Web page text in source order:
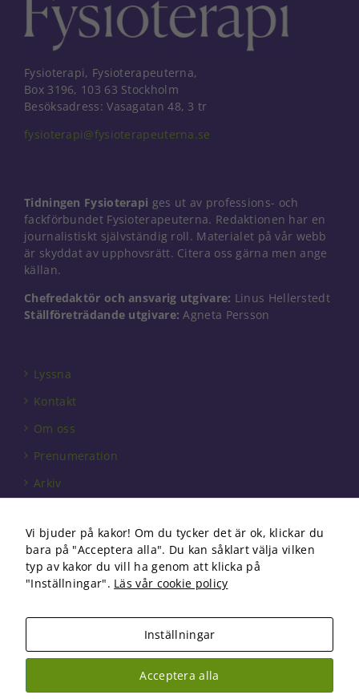
Fysioterapi, Fysioterapeuterna,
Box 3196, 103 63 Stockholm
Besöksadress: Vasagatan 48, 3 tr
fysioterapi@fysioterapeuterna.se
Tidningen Fysioterapi ges ut av professions- och
fackförbundet Fysioterapeuterna. Redaktionen har en
journalistiskt självständig roll. Materialet på vår webb
är skyddat av upphovsrätt. Citera oss gärna men ange
källan.
Chefredaktör och ansvarig utgivare: Linus Hellerstedt
Ställföreträdande utgivare: Agneta Persson
Lyssna
Kontakt
Om oss
Prenumeration
Arkiv
Förbundet
Om cookies
Copyright 2026 Fysioterapi | All Rights Reserved
Vi bjuder på kakor! Om du tycker det är ok, klickar du
bara på "Acceptera alla". Du kan såklart välja vilken
typ av kakor du vill ha genom att klicka på
"Inställningar". Läs vår cookie policy
Inställningar
Acceptera alla